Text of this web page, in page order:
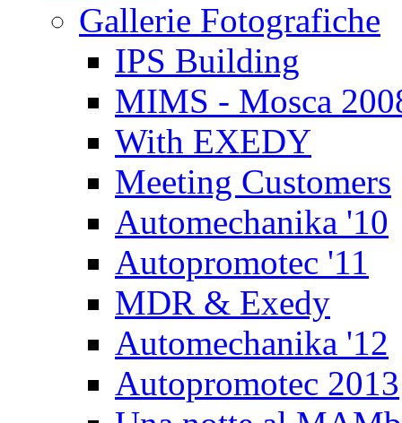
Gallerie Fotografiche
IPS Building
MIMS - Mosca
With EXEDY
Meeting Customers
Automechanika '10
Autopromotec '11
MDR & Exedy
Automechanika '12
Autopromotec 2013